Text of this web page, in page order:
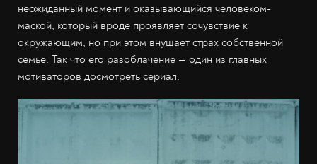
неожиданный момент и оказывающийся человеком-
маской, который вроде проявляет сочувствие к
окружающим, но при этом внушает страх собственной
семье. Так что его разоблачение — один из главных
мотиваторов досмотреть сериал.